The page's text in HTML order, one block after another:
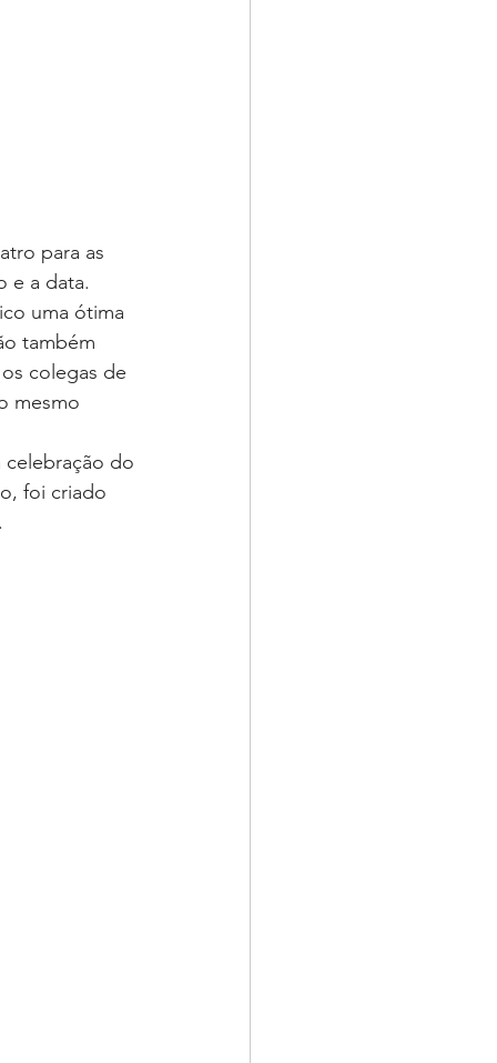
para as
e a data.
uma ótima
também
colegas de
mesmo
celebração do
foi criado